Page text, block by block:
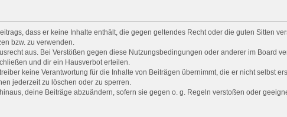
dass er keine Inhalte enthält, die gegen geltendes Recht oder die guten Sitten
bzw. zu verwenden.
aus. Bei Verstößen gegen diese Nutzungsbedingungen oder anderer im Board
und dir ein Hausverbot erteilen.
keine Verantwortung für die Inhalte von Beiträgen übernimmt, die er nicht selbst
jederzeit zu löschen oder zu sperren.
deine Beiträge abzuändern, sofern sie gegen o. g. Regeln verstoßen oder